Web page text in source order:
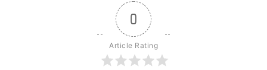
0
Article Rating